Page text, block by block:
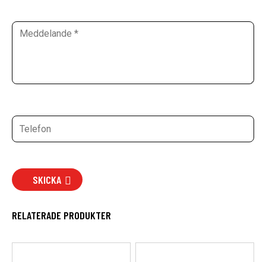
SKICKA
RELATERADE PRODUKTER